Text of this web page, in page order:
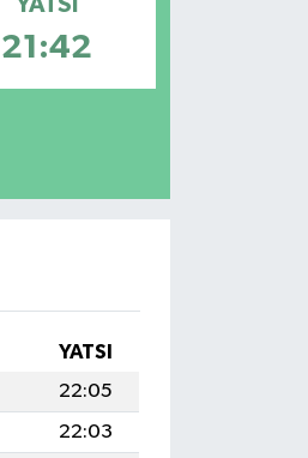
21:42
YATSI
22:05
22:03